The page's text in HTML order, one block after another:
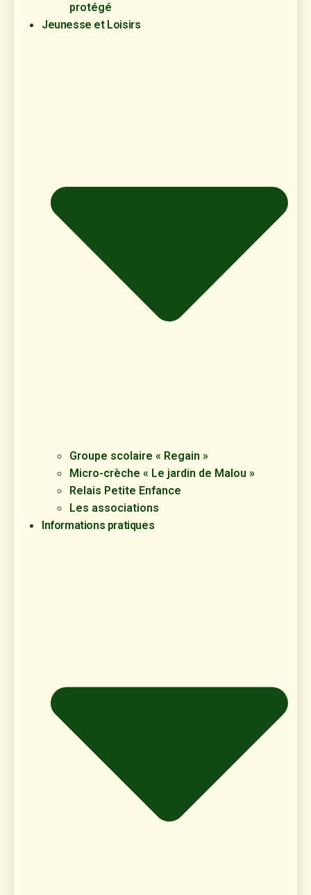
protégé
Jeunesse et Loisirs
Groupe scolaire « Regain »
Micro-crèche « Le jardin de Malou »
Relais Petite Enfance
Les associations
Informations pratiques